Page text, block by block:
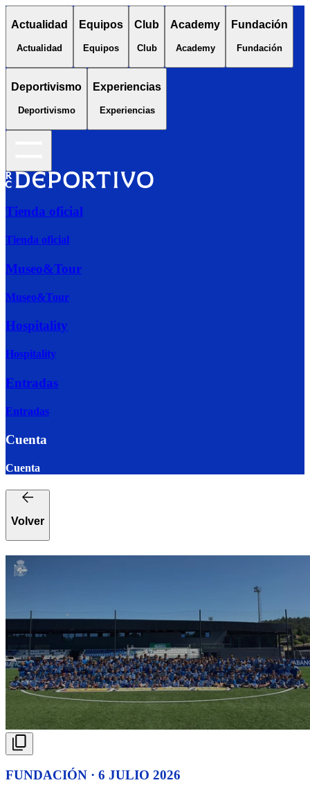
Actualidad
Actualidad
Equipos
Equipos
Club
Club
Academy
Academy
Fundación
Fundación
Deportivismo
Deportivismo
Experiencias
Experiencias
Tienda oficial
Tienda oficial
Museo&Tour
Museo&Tour
Hospitality
Hospitality
Entradas
Entradas
Cuenta
Cuenta
Volver
FUNDACIÓN · 6 JULIO 2026